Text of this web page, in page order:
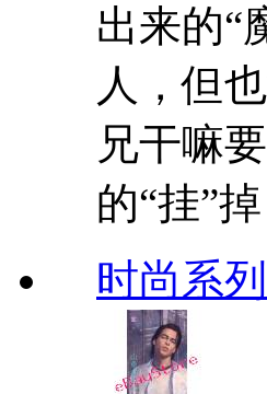
出来的“
人，但
兄干嘛
的“挂”
时尚系